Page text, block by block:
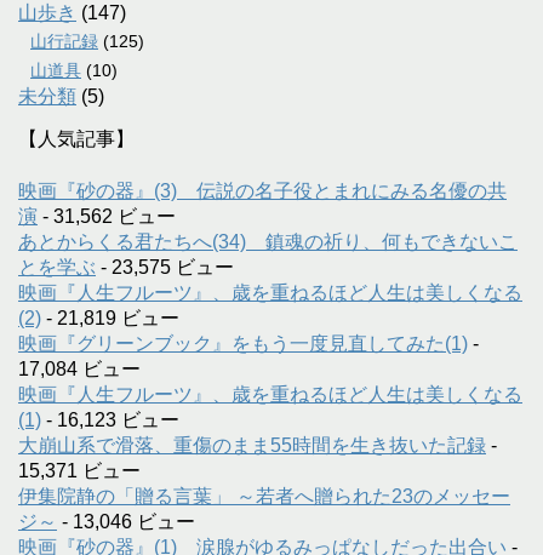
山歩き (147)
山行記録 (125)
山道具 (10)
未分類 (5)
【人気記事】
映画『砂の器』(3) 伝説の名子役とまれにみる名優の共
演 - 31,562 ビュー
あとからくる君たちへ(34) 鎮魂の祈り、何もできないこ
とを学ぶ - 23,575 ビュー
映画『人生フルーツ』、歳を重ねるほど人生は美しくなる
(2) - 21,819 ビュー
映画『グリーンブック』をもう一度見直してみた(1) -
17,084 ビュー
映画『人生フルーツ』、歳を重ねるほど人生は美しくなる
(1) - 16,123 ビュー
大崩山系で滑落、重傷のまま55時間を生き抜いた記録 -
15,371 ビュー
伊集院静の「贈る言葉」 ～若者へ贈られた23のメッセー
ジ～ - 13,046 ビュー
映画『砂の器』(1) 涙腺がゆるみっぱなしだった出合い -